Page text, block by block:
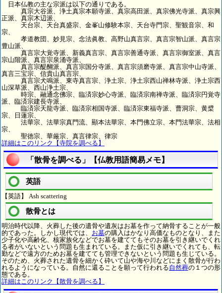
日本仏教の主な宗派は以下の通りである。
真宗大谷派、浄土真宗本願寺派、真宗高田派、真宗佛光寺派、真宗興
正派、真宗木辺派、
天台宗、天台真盛宗、金峯山修験本宗、天台寺門宗、聖観音宗、和
宗、
孝道教団、妙見宗、念法眞教、高野山真言宗、真言宗智山派、真言宗
豊山派、
真言宗大覚寺派、新義真言宗、真言宗善通寺派、真言宗御室派、真言
宗山階派、真言宗泉涌寺派、
真言宗醍醐派、真言宗国分寺派、真言宗須磨寺派、真言宗中山寺派、
真言三宝宗、信貴山真言宗、
真言宗犬鳴派、東寺真言宗、浄土宗、浄土宗西山禅林寺派、浄土宗西
山深草派、西山浄土宗、
時宗、融通念佛宗、臨済宗妙心寺派、臨済宗南禅寺派、臨済宗円覚寺
派、臨済宗建長寺派、
臨済宗天龍寺派、臨済宗相国寺派、臨済宗東福寺派、曹洞宗、黄檗
宗、日蓮宗、
法華宗、法華宗真門流、顯本法華宗、本門佛立宗、本門法華宗、法相
宗、
聖徳宗、華厳宗、真言律宗、律宗
詳細はこのリンク【寺院を調べる】
「散骨を調べる」【仏教用語簡易メモ】
英語
【英語】 Ash scattering
散骨とは
明治時代以降、火葬した後の遺骨や遺灰はお墓を作って納骨することが一般
的であった。しかし現代では、 お墓の購入はかなり高価なものとなり、また
少子化や高齢化、核家族化などでお墓を建ててもそのお墓を引き継いでくれ
る者がいないという問題も生まれている。また仮に引き継いでくれても、転
勤などで遠方のためお墓を建てても管理できないという問題も生じている。
そのため、火葬された遺骨を細かく砕いて山や海や川などにまく散骨が行わ
れるようになっている。自然に還ることを願って行われる自然葬の１つの形
態である。
詳細はこのリンク【散骨を調べる】